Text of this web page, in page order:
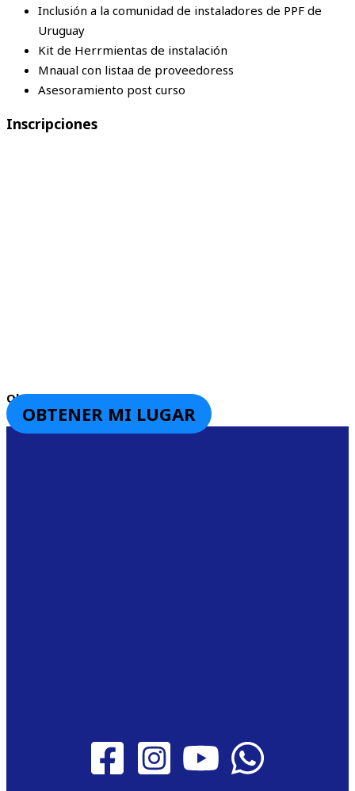
Inclusión a la comunidad de instaladores de PPF de
Uruguay
Kit de Herrmientas de instalación
Mnaual con listaa de proveedoress
Asesoramiento post curso
Inscripciones
Obten tu lugar ahora mismo
OBTENER MI LUGAR